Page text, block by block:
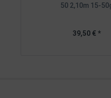
50 2,10m 15-
39,50 € *